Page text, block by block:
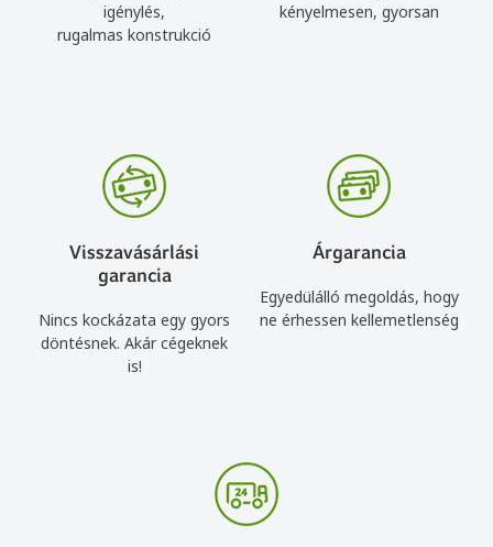
igénylés,
rugalmas konstrukció
kényelmesen, gyorsan
Visszavásárlási
garancia
Nincs kockázata egy gyors
döntésnek. Akár cégeknek
is!
Árgarancia
Egyedülálló megoldás, hogy
ne érhessen kellemetlenség